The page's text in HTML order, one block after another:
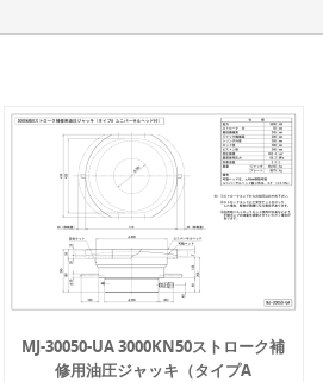
MJ-30050-UA 3000KN50ストローク補
修用油圧ジャッキ（タイプA